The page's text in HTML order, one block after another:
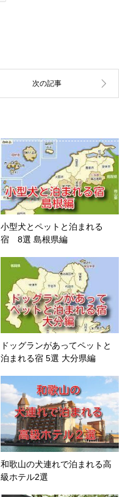
小型犬とペットと泊まれる
宿 8選 島根県編
ドッグランがあってペットと
泊まれる宿 5選 大分県編
和歌山の犬連れで泊まれる高
級ホテル2選